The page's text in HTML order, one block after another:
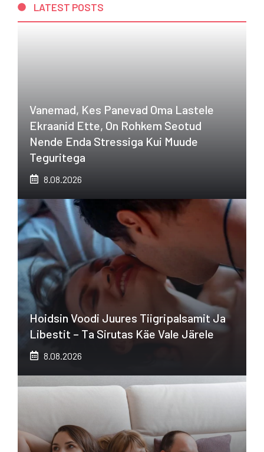
LATEST POSTS
Vanemad, Kes Panevad Oma Lastele
Ekraanid Ette, On Rohkem Seotud
Nende Enda Stressiga Kui Muude
Teguritega
8.08.2026
Hoidsin Voodi Juures Tiigripalsamit Ja
Libestit – Ta Sirutas Käe Vale Järele
8.08.2026